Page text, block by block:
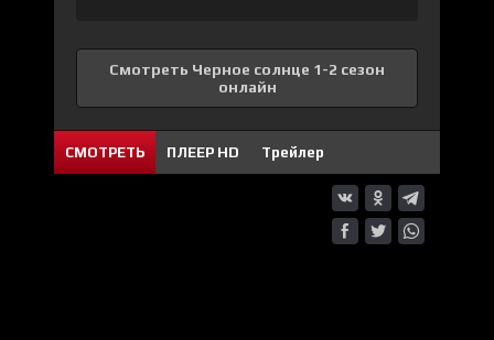
Смотреть Черное солнце 1-2 сезон
онлайн
СМОТРЕТЬ ПЛЕЕР HD Трейлер